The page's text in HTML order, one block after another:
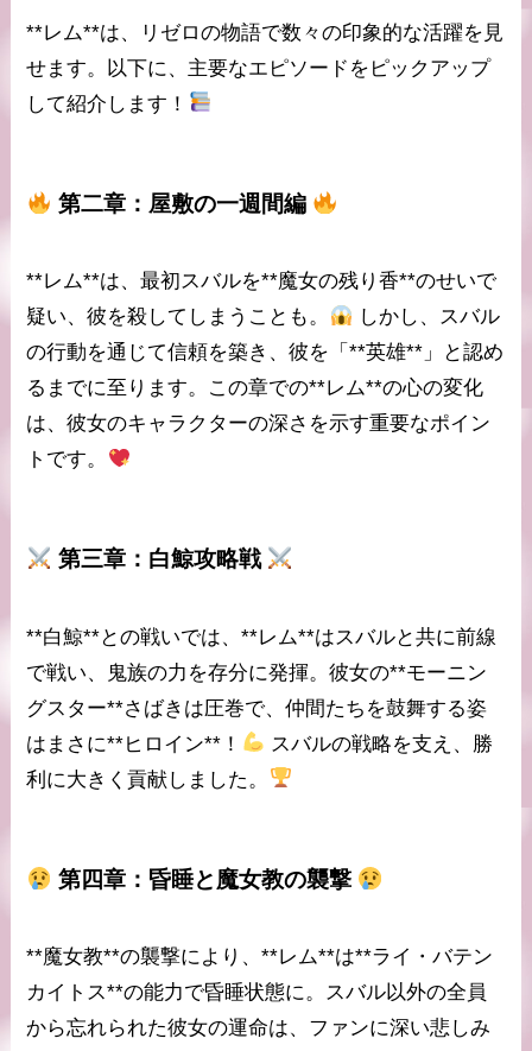
**レム**は、リゼロの物語で数々の印象的な活躍を見
せます。以下に、主要なエピソードをピックアップ
して紹介します！
第二章：屋敷の一週間編
**レム**は、最初スバルを**魔女の残り香**のせいで
疑い、彼を殺してしまうことも。
しかし、スバル
の行動を通じて信頼を築き、彼を「**英雄**」と認め
るまでに至ります。この章での**レム**の心の変化
は、彼女のキャラクターの深さを示す重要なポイン
トです。
第三章：白鯨攻略戦
**白鯨**との戦いでは、**レム**はスバルと共に前線
で戦い、鬼族の力を存分に発揮。彼女の**モーニン
グスター**さばきは圧巻で、仲間たちを鼓舞する姿
はまさに**ヒロイン**！
スバルの戦略を支え、勝
利に大きく貢献しました。
第四章：昏睡と魔女教の襲撃
**魔女教**の襲撃により、**レム**は**ライ・バテン
カイトス**の能力で昏睡状態に。スバル以外の全員
から忘れられた彼女の運命は、ファンに深い悲しみ